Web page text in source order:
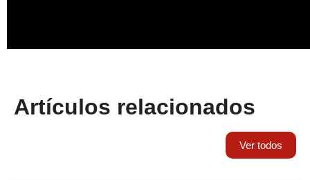
Artículos relacionados
Ver todos